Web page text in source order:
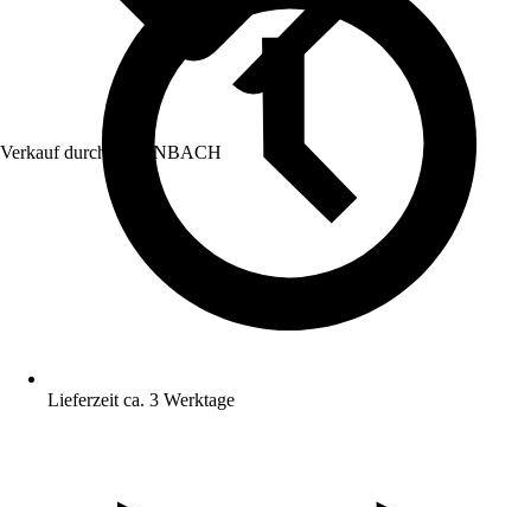
Verkauf durch: HORNBACH
Lieferzeit ca. 3 Werktage